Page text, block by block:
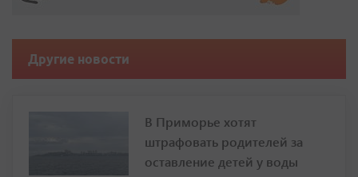
Другие новости
В Приморье хотят
штрафовать родителей за
оставление детей у воды